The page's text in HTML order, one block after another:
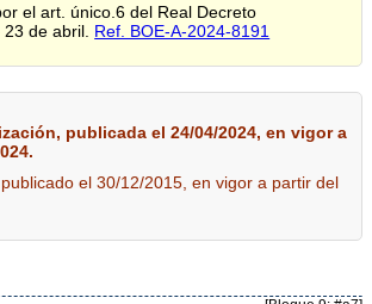
el art. único.6 del Real Decreto
de abril. Ref. BOE-A-2024-8191
publicada el 24/04/2024, en vigor a
el 30/12/2015, en vigor a partir del